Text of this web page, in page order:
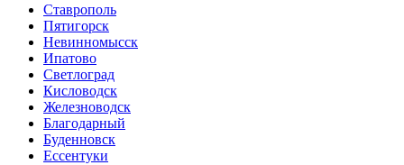
Ставрополь
Пятигорск
Невинномысск
Ипатово
Светлоград
Кисловодск
Железноводск
Благодарный
Буденновск
Ессентуки